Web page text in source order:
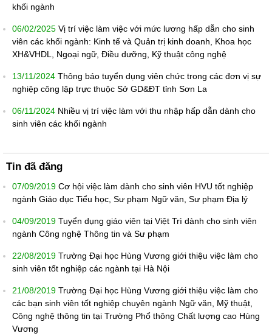
khối ngành
06/02/2025 Vị trí việc làm việc với mức lương hấp dẫn cho sinh
viên các khối ngành: Kinh tế và Quản trị kinh doanh, Khoa học
XH&VHDL, Ngoại ngữ, Điều dưỡng, Kỹ thuật công nghệ
13/11/2024 Thông báo tuyển dụng viên chức trong các đơn vị sự
nghiệp công lập trực thuộc Sở GD&ĐT tỉnh Sơn La
06/11/2024 Nhiều vị trí việc làm với thu nhập hấp dẫn dành cho
sinh viên các khối ngành
Tin đã đăng
07/09/2019 Cơ hội việc làm dành cho sinh viên HVU tốt nghiệp
ngành Giáo dục Tiểu học, Sư phạm Ngữ văn, Sư phạm Địa lý
04/09/2019 Tuyển dụng giáo viên tại Việt Trì dành cho sinh viên
ngành Công nghệ Thông tin và Sư phạm
22/08/2019 Trường Đại học Hùng Vương giới thiệu việc làm cho
sinh viên tốt nghiệp các ngành tại Hà Nội
21/08/2019 Trường Đại học Hùng Vương giới thiệu việc làm cho
các bạn sinh viên tốt nghiệp chuyên ngành Ngữ văn, Mỹ thuật,
Công nghệ thông tin tại Trường Phổ thông Chất lượng cao Hùng
Vương